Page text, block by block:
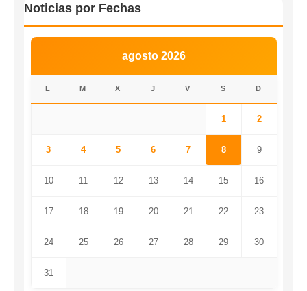
Noticias por Fechas
agosto 2026
L M X J V S D
1 2
3 4 5 6 7 8 9
10 11 12 13 14 15 16
17 18 19 20 21 22 23
24 25 26 27 28 29 30
31